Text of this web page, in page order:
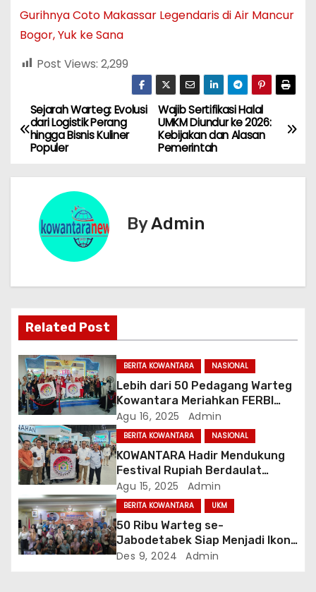
Gurihnya Coto Makassar Legendaris di Air Mancur
Bogor, Yuk ke Sana
Post Views: 2,299
N
a
v
p
o
s
Wajib Sertifikasi Halal
UMKM Diundur ke 2026:
Kebijakan dan Alasan
Pemerintah
Sejarah Warteg: Evolusi
dari Logistik Perang
hingga Bisnis Kuliner
Populer
ByAdmin
Related Post
BERITA KOWANTARA NASIONAL
Lebih dari 50 Pedagang Warteg
Kowantara Meriahkan FERBI
2025, Wujudkan Cinta Rupiah
Agu 16, 2025 Admin
BERITA KOWANTARA NASIONAL
KOWANTARA Hadir Mendukung
Festival Rupiah Berdaulat
Indonesia (FERBI) 2025:
Merayakan Kedaulatan Rupiah
dan Semangat Kebangsaan
Agu 15, 2025 Admin
BERITA KOWANTARA UKM
50 Ribu Warteg se-
Jabodetabek Siap Menjadi Ikon
Kuliner Halal Nusantara
Des 9, 2024 Admin